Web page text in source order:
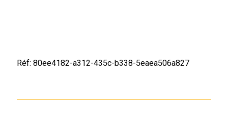
Réf: 80ee4182-a312-435c-b338-5eaea506a827